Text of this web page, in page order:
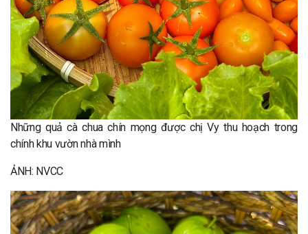
Những quả cà chua chín mọng được chị Vy thu hoạch trong
chính khu vườn nhà mình
ẢNH: NVCC